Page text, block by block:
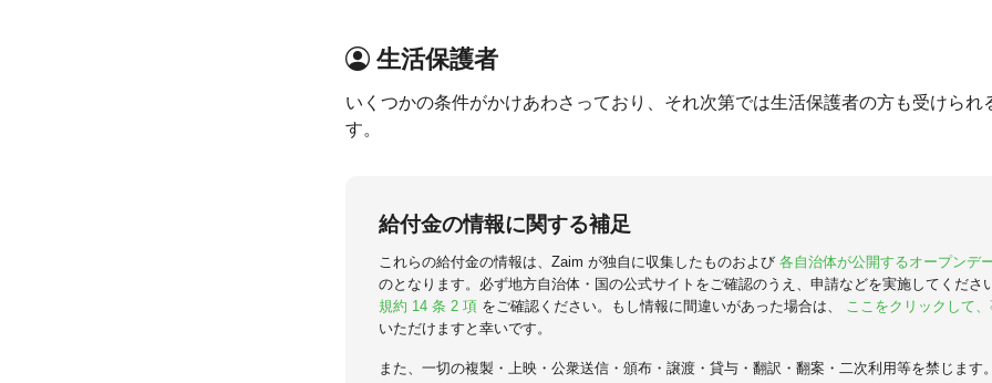
生活保護者
いくつかの条件がかけあわさっており、それ次第では生活保護者の方も受けられ
す。
給付金の情報に関する補足
これらの給付金の情報は、Zaim が独自に収集したものおよび 各自治体が公開するオープンデ
のとなります。必ず地方自治体・国の公式サイトをご確認のうえ、申請などを実施してくださ
規約 14 条 2 項 をご確認ください。もし情報に間違いがあった場合は、
ここをクリックして
いただけますと幸いです。
また、一切の複製・上映・公衆送信・頒布・譲渡・貸与・翻訳・翻案・二次利用等を禁じます